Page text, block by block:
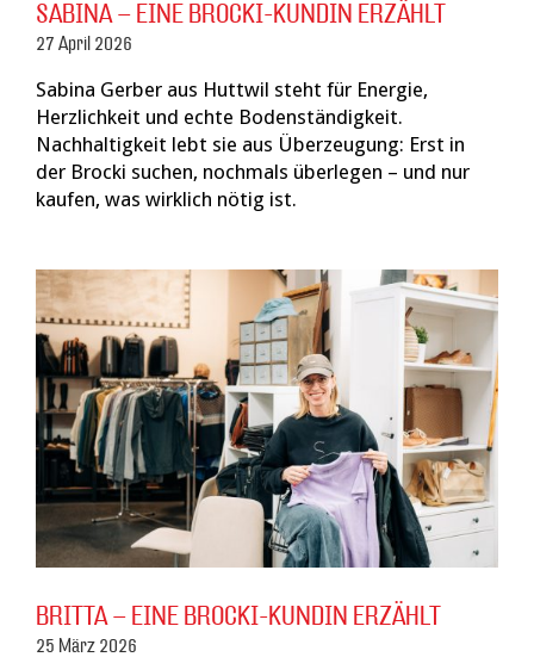
SABINA – EINE BROCKI-KUNDIN ERZÄHLT
27 April 2026
Sabina Gerber aus Huttwil steht für Energie,
Herzlichkeit und echte Bodenständigkeit.
Nachhaltigkeit lebt sie aus Überzeugung: Erst in
der Brocki suchen, nochmals überlegen – und nur
kaufen, was wirklich nötig ist.
BRITTA – EINE BROCKI-KUNDIN ERZÄHLT
25 März 2026